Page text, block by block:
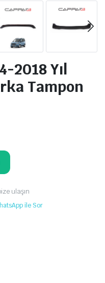
2018 Yıl
Tampon
ulaşın
ile Sor